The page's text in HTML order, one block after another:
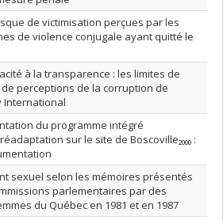
de victimisation perçues par les
de violence conjugale ayant quitté le
à la transparence : les limites de
perceptions de la corruption de
International
du programme intégré
sur le site de Boscoville₂₀₀₀ :
sexuel selon les mémoires présentés
parlementaires par des
du Québec en 1981 et en 1987